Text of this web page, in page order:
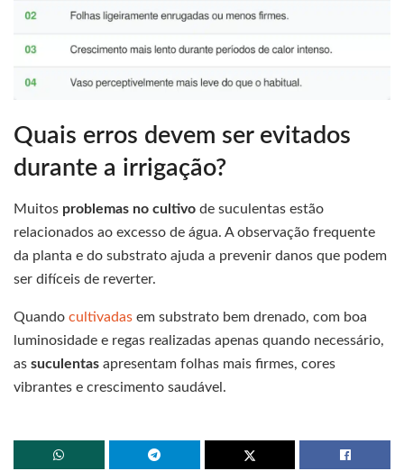
Quais erros devem ser evitados
durante a irrigação?
Muitos problemas no cultivo de suculentas estão
relacionados ao excesso de água. A observação frequente
da planta e do substrato ajuda a prevenir danos que podem
ser difíceis de reverter.
Quando cultivadas em substrato bem drenado, com boa
luminosidade e regas realizadas apenas quando necessário,
as suculentas apresentam folhas mais firmes, cores
vibrantes e crescimento saudável.